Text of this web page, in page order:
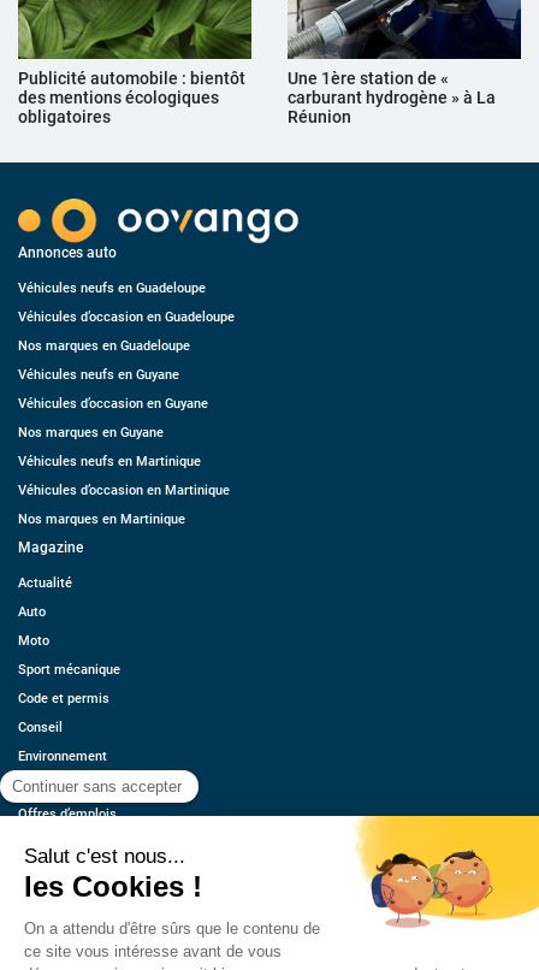
Publicité automobile : bientôt
des mentions écologiques
obligatoires
Une 1ère station de «
carburant hydrogène » à La
Réunion
Annonces auto
Véhicules neufs en Guadeloupe
Véhicules d’occasion en Guadeloupe
Nos marques en Guadeloupe
Véhicules neufs en Guyane
Véhicules d’occasion en Guyane
Nos marques en Guyane
Véhicules neufs en Martinique
Véhicules d’occasion en Martinique
Nos marques en Martinique
Magazine
Actualité
Auto
Moto
Sport mécanique
Code et permis
Conseil
Environnement
Économie
Offres d’emplois
Contact
Estimez votre voiture